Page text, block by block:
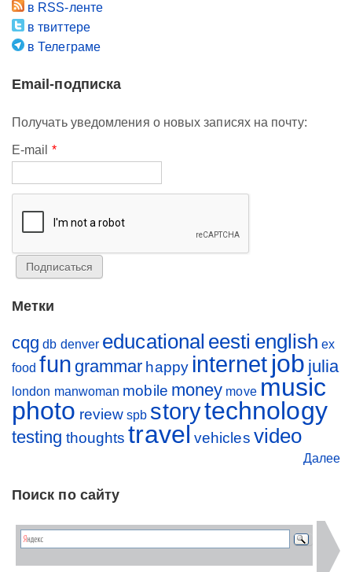
в RSS-ленте
в твиттере
в Телеграме
Email-подписка
Получать уведомления о новых записях на почту:
E-mail *
Метки
cqg db denver educational eesti english ex
food fun grammar happy internet job julia
london manwoman mobile money move music
photo review spb storytechnology
testing thoughts travel vehicles video
Далее
Поиск по сайту